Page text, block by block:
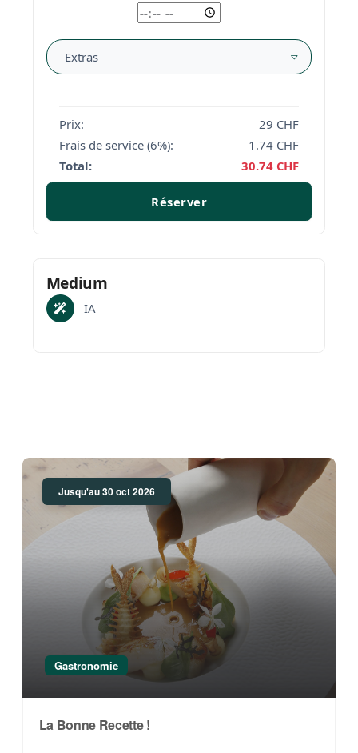
Extras
Prix: 29 CHF
Frais de service (6%):
1.74CHF
Total:
30.74CHF
Réserver
Medium
IA
Jusqu'au 30 oct 2026
Gastronomie
La Bonne Recette !